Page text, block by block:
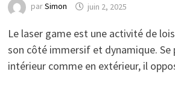
parSimon juin 2, 2025
Le laser game est une activité de
son côté immersif et dynamique. Se
intérieur comme en extérieur, il